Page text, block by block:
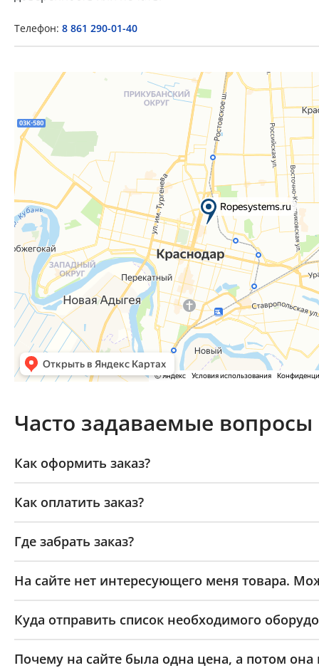
Телефон: 8 861 290-01-40
Часто задаваемые вопросы
Как оформить заказ?
Как оплатить заказ?
Где забрать заказ?
На сайте нет интересующего меня товара.
Куда отправить список необходимого
Почему на сайте была одна цена, а потом она